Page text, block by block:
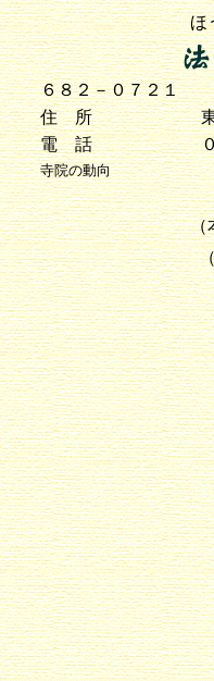
６８２－０７２１
住 所
電 話
寺院の動向
（